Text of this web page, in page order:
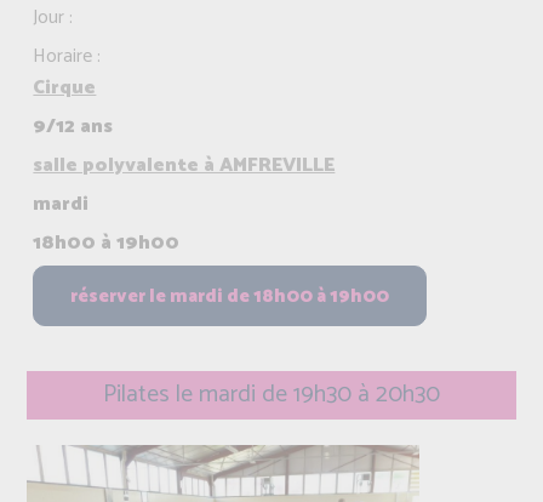
Jour :
Horaire :
Cirque
9/12 ans
salle polyvalente à AMFREVILLE
mardi
18h00 à 19h00
Pilates le mardi de 19h30 à 20h30